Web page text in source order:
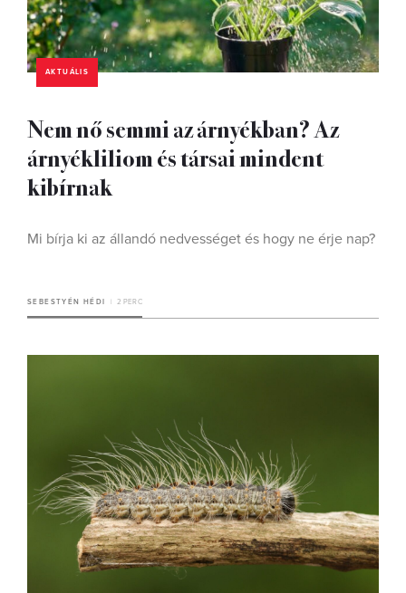
AKTUÁLIS
Nem nő semmi az árnyékban? Az
árnyékliliom és társai mindent
kibírnak
Mi bírja ki az állandó nedvességet és hogy ne érje nap?
SEBESTYÉN HÉDI 2 PERC